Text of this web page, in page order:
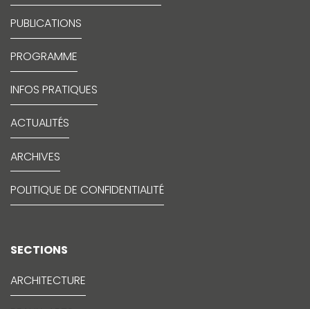
PUBLICATIONS
PROGRAMME
INFOS PRATIQUES
ACTUALITÉS
ARCHIVES
POLITIQUE DE CONFIDENTIALITÉ
SECTIONS
ARCHITECTURE